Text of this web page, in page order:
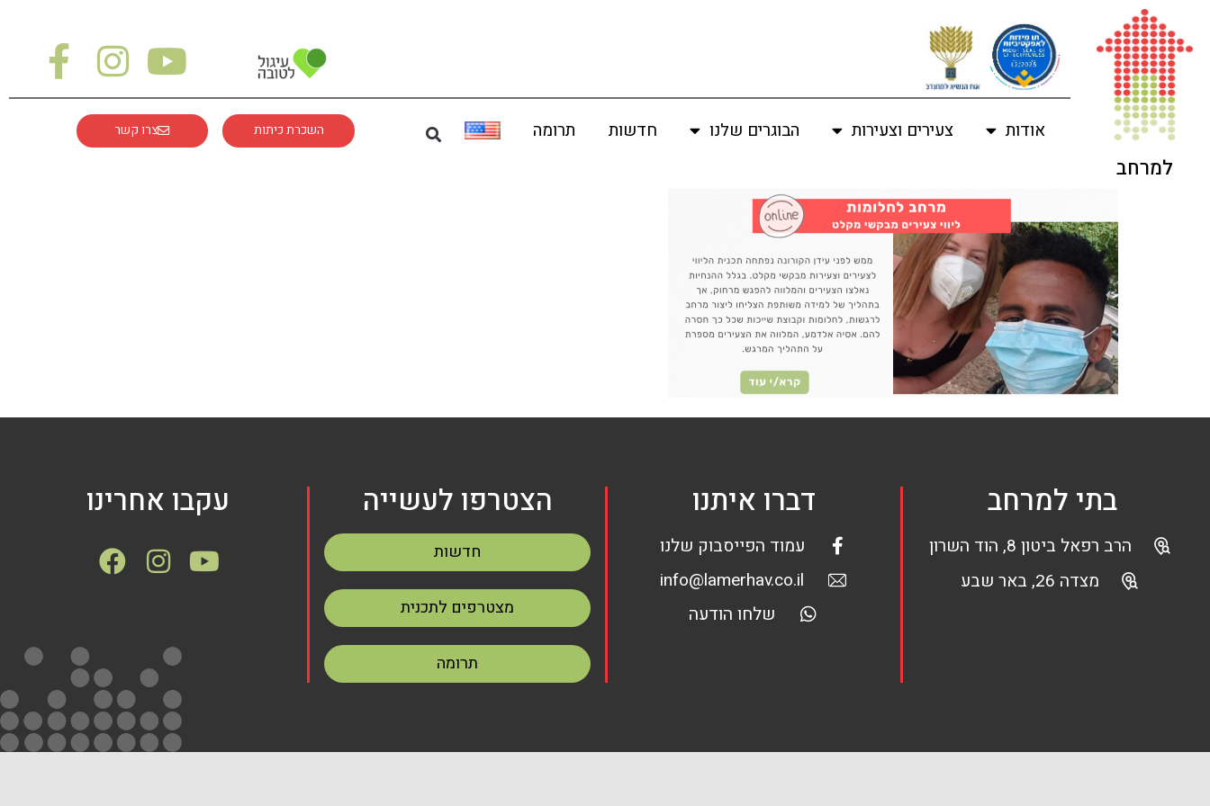
למרחב
אודות צעירים וצעירות הבוגרים שלנו חדשות תרומה השכרת כיתות צרו קשר
בתי למרחב
הרב רפאל ביטון 8, הוד השרון
מצדה 26, באר שבע
דברו איתנו
עמוד הפייסבוק שלנו
info@lamerhav.co.il
שלחו הודעה
הצטרפו לעשייה
חדשות
מצטרפים לתכנית
תרומה
עקבו אחרינו